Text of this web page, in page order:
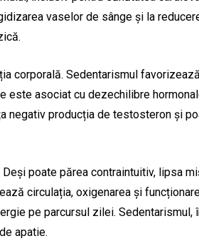
vaselor de sânge și la
corporală. Sedentarismul
este asociat cu dezechilibre
negativ producția de testosteron și
poate părea contraintuitiv, lipsa
circulația, oxigenarea și
pe parcursul zilei. Sedentarismul,
apatie.